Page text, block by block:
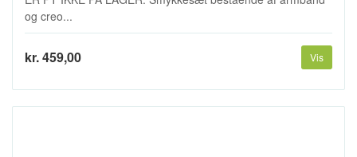
og creo...
kr. 459,00 Vis